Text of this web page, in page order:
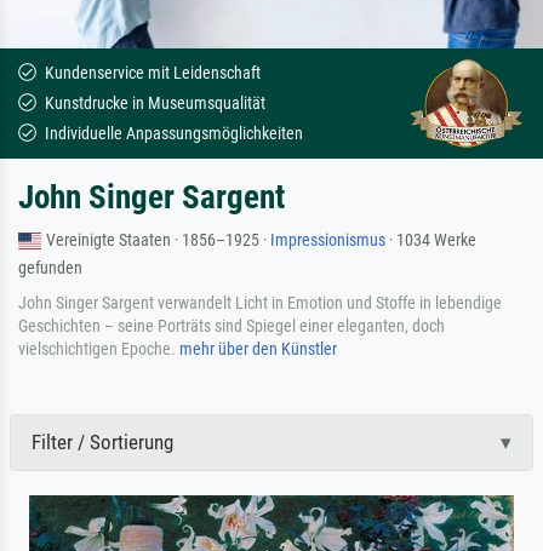
Kundenservice mit Leidenschaft
Kunstdrucke in Museumsqualität
Individuelle Anpassungsmöglichkeiten
John Singer Sargent
Vereinigte Staaten · 1856–1925 · Impressionismus · 1034 Werke
gefunden
John Singer Sargent verwandelt Licht in Emotion und Stoffe in lebendige
Geschichten – seine Porträts sind Spiegel einer eleganten, doch
vielschichtigen Epoche. mehr über den Künstler
Filter / Sortierung